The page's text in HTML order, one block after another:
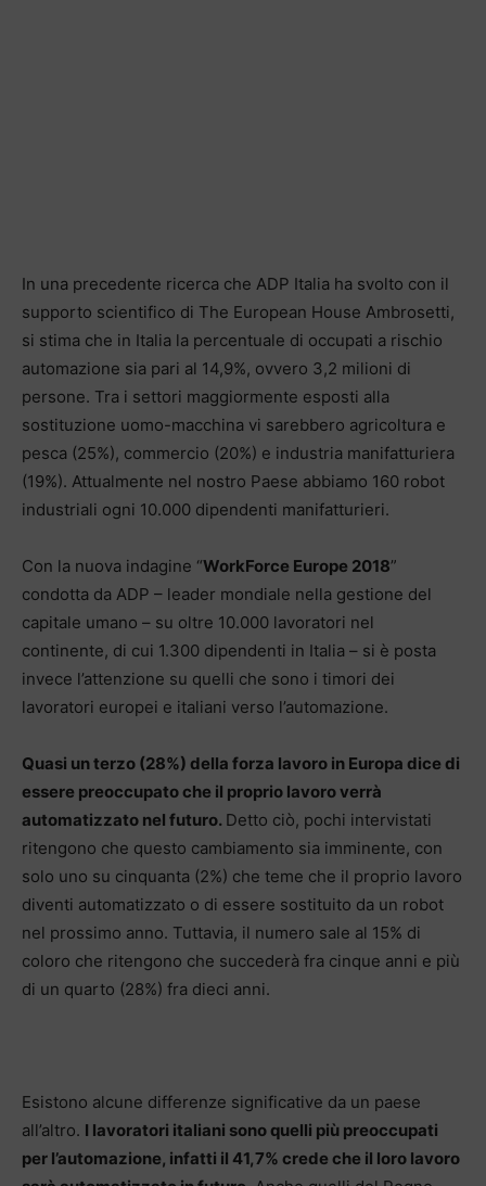
In una precedente ricerca che ADP Italia ha svolto con il
supporto scientifico di The European House Ambrosetti,
si stima che in Italia la percentuale di occupati a rischio
automazione sia pari al 14,9%, ovvero 3,2 milioni di
persone. Tra i settori maggiormente esposti alla
sostituzione uomo-macchina vi sarebbero agricoltura e
pesca (25%), commercio (20%) e industria manifatturiera
(19%). Attualmente nel nostro Paese abbiamo 160 robot
industriali ogni 10.000 dipendenti manifatturieri.
Con la nuova indagine “WorkForce Europe 2018”
condotta da ADP – leader mondiale nella gestione del
capitale umano – su oltre 10.000 lavoratori nel
continente, di cui 1.300 dipendenti in Italia – si è posta
invece l’attenzione su quelli che sono i timori dei
lavoratori europei e italiani verso l’automazione.
Quasi un terzo (28%) della forza lavoro in Europa dice di
essere preoccupato che il proprio lavoro verrà
automatizzato nel futuro. Detto ciò, pochi intervistati
ritengono che questo cambiamento sia imminente, con
solo uno su cinquanta (2%) che teme che il proprio lavoro
diventi automatizzato o di essere sostituito da un robot
nel prossimo anno. Tuttavia, il numero sale al 15% di
coloro che ritengono che succederà fra cinque anni e più
di un quarto (28%) fra dieci anni.
Esistono alcune differenze significative da un paese
all’altro. I lavoratori italiani sono quelli più preoccupati
per l’automazione, infatti il 41,7% crede che il loro lavoro